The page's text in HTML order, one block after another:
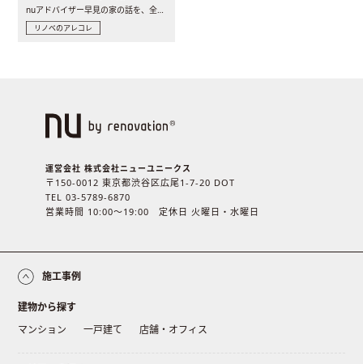
リノベのアレコレ
運営会社 株式会社ニューユニークス
〒150-0012 東京都渋谷区広尾1-7-20 DOT
TEL 03-5789-6870
営業時間 10:00〜19:00 定休日 火曜日・水曜日
施工事例
建物から探す
マンション
一戸建て 店舗・オフィス